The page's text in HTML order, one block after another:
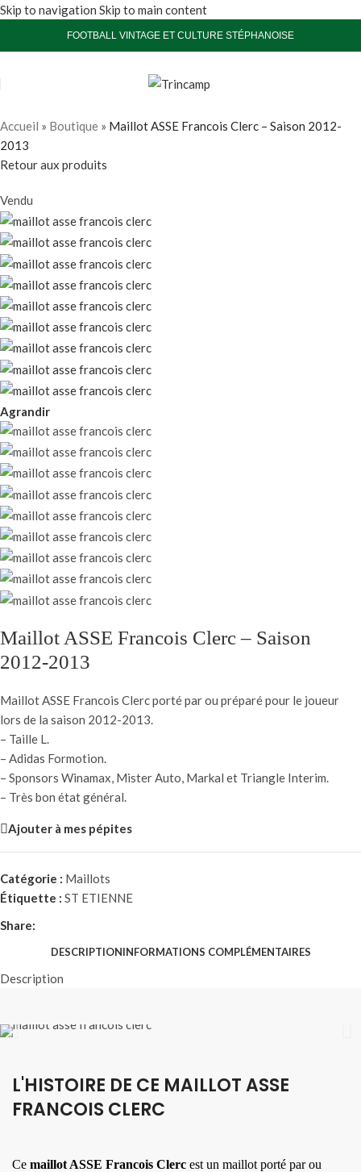
Skip to navigation Skip to main content
FOOTBALL VINTAGE ET CULTURE STÉPHANOISE
Accueil » Boutique » Maillot ASSE Francois Clerc – Saison 2012-
2013
Retour aux produits
Vendu
Agrandir
Maillot ASSE Francois Clerc – Saison
2012-2013
Maillot ASSE Francois Clerc porté par ou préparé pour le joueur
lors de la saison 2012-2013.
– Taille L.
– Adidas Formotion.
– Sponsors Winamax, Mister Auto, Markal et Triangle Interim.
– Très bon état général.
Ajouter à mes pépites
Catégorie : Maillots
Étiquette : ST ETIENNE
Share:
DESCRIPTIONINFORMATIONS COMPLÉMENTAIRES
Description
L'HISTOIRE DE CE MAILLOT ASSE
FRANCOIS CLERC
Ce maillot ASSE Francois Clerc est un maillot porté par ou